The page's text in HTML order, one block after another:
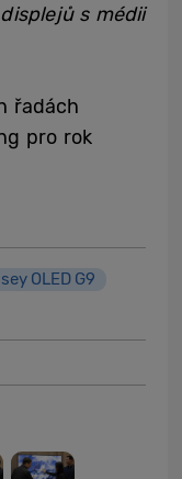
s médii
řadách
pro rok
OLED G9